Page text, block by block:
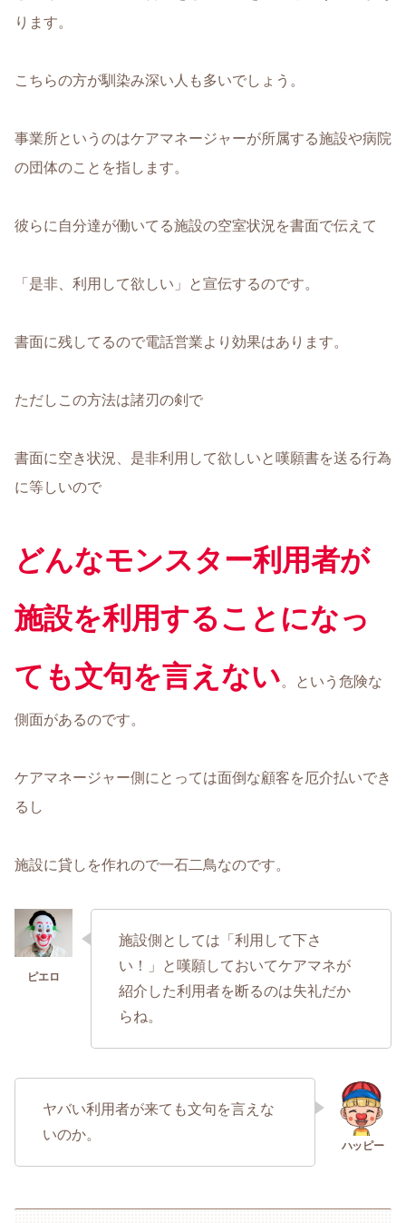
ります。
こちらの方が馴染み深い人も多いでしょう。
事業所というのはケアマネージャーが所属する施設や病院
の団体のことを指します。
彼らに自分達が働いてる施設の空室状況を書面で伝えて
「是非、利用して欲しい」と宣伝するのです。
書面に残してるので電話営業より効果はあります。
ただしこの方法は諸刃の剣で
書面に空き状況、是非利用して欲しいと嘆願書を送る行為
に等しいので
どんなモンスター利用者が
施設を利用することになっ
ても文句を言えない。という危険な
側面があるのです。
ケアマネージャー側にとっては面倒な顧客を厄介払いでき
るし
施設に貸しを作れので一石二鳥なのです。
施設側としては「利用して下さ
い！」と嘆願しておいてケアマネが
紹介した利用者を断るのは失礼だか
らね。
ヤバい利用者が来ても文句を言えな
いのか。